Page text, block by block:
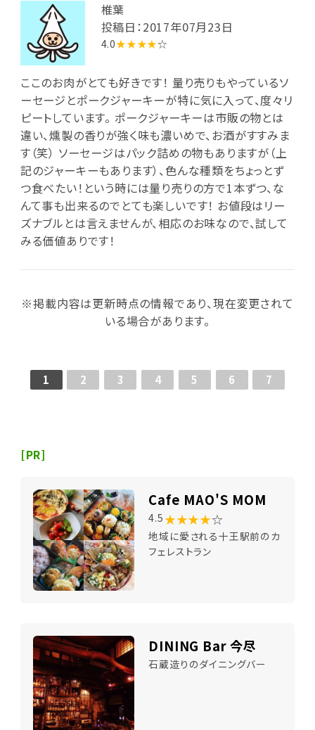
椎葉
投稿日：2017年07月23日
4.0★★★★☆
ここのお肉がとても好きです！ 量り売りもやっているソ
ーセージとポークジャーキーが特に気に入って、度々リ
ピートしています。 ポークジャーキーは市販の物とは
違い、燻製の香りが強く味も濃いめで、お酒がすすみま
す（笑） ソーセージはパック詰めの物もありますが（上
記のジャーキーもあります）、色んな種類をちょっとず
つ食べたい！という時には量り売りの方で1本ずつ、な
んて事も出来るのでとても楽しいです！ お値段はリー
ズナブルとは言えませんが、相応のお味なので、試して
みる価値ありです！
※掲載内容は更新時点の情報であり、現在変更されて
いる場合があります。
1 2 3 4 5 6 7
[PR]
Cafe MAO'S MOM
4.5 ★★★★☆
地域に愛される十王駅前のカ
フェレストラン
DINING Bar 今尽
石蔵造りのダイニングバー